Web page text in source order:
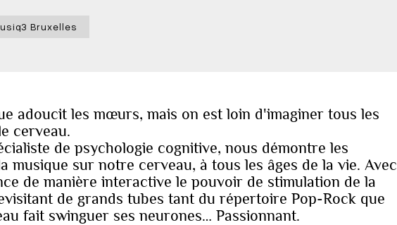
Bruxelles
adoucit les mœurs, mais on est loin d'imaginer tous les
cerveau.
de psychologie cognitive, nous démontre les
musique sur notre cerveau, à tous les âges de la vie. Avec
de manière interactive le pouvoir de stimulation de la
de grands tubes tant du répertoire Pop-Rock que
fait swinguer ses neurones… Passionnant.